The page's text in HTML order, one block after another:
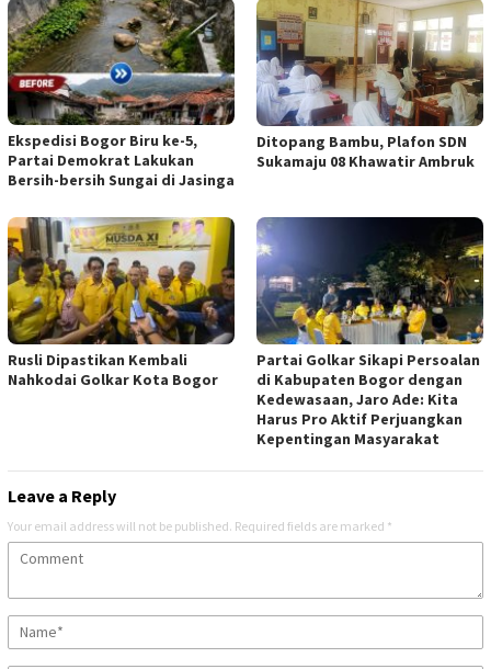
Ekspedisi Bogor Biru ke-5,
Partai Demokrat Lakukan
Bersih-bersih Sungai di Jasinga
Ditopang Bambu, Plafon SDN
Sukamaju 08 Khawatir Ambruk
Rusli Dipastikan Kembali
Nahkodai Golkar Kota Bogor
Partai Golkar Sikapi Persoalan
di Kabupaten Bogor dengan
Kedewasaan, Jaro Ade: Kita
Harus Pro Aktif Perjuangkan
Kepentingan Masyarakat
Leave a Reply
Your email address will not be published. Required fields are marked *